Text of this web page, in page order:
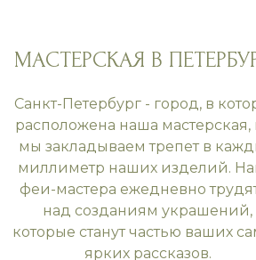
МАСТЕРСКАЯ В
Санкт-Петербург - город, в
расположена наша мастерская,
мы закладываем трепет в
миллиметр наших изделий.
феи-мастера ежедневно
над созданиям украшений,
которые станут частью ваших
ярких рассказов.